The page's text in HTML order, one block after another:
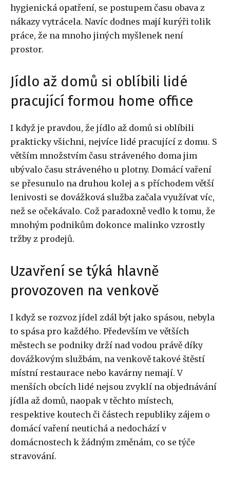
hygienická opatření, se postupem času obava z
nákazy vytrácela. Navíc dodnes mají kurýři tolik
práce, že na mnoho jiných myšlenek není
prostor.
Jídlo až domů si oblíbili lidé
pracující formou home office
I když je pravdou, že jídlo až domů si oblíbili
prakticky všichni, nejvíce lidé pracující z domu. S
větším množstvím času stráveného doma jim
ubývalo času stráveného u plotny. Domácí vaření
se přesunulo na druhou kolej a s příchodem větší
lenivosti se dovážková služba začala využívat víc,
než se očekávalo. Což paradoxně vedlo k tomu, že
mnohým podnikům dokonce malinko vzrostly
tržby z prodejů.
Uzavření se týká hlavně
provozoven na venkově
I když se rozvoz jídel zdál být jako spásou, nebyla
to spása pro každého. Především ve větších
městech se podniky drží nad vodou právě díky
dovážkovým službám, na venkově takové štěstí
místní restaurace nebo kavárny nemají. V
menších obcích lidé nejsou zvyklí na objednávání
jídla až domů, naopak v těchto místech,
respektive koutech či částech republiky zájem o
domácí vaření neutichá a nedochází v
domácnostech k žádným změnám, co se týče
stravování.